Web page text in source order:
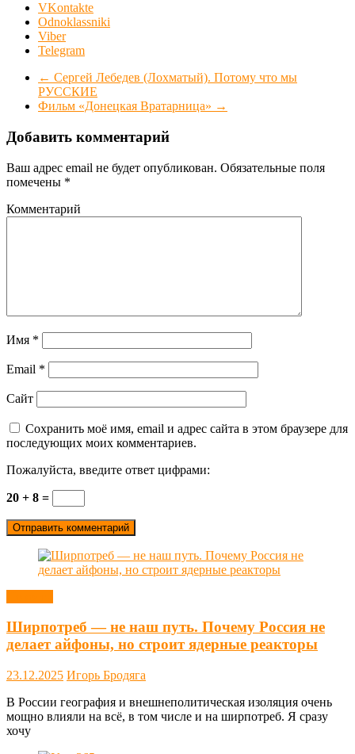
VKontakte
Odnoklassniki
Viber
Telegram
← Сергей Лебедев (Лохматый). Потому что мы
РУССКИЕ
Фильм «Донецкая Вратарница» →
Добавить комментарий
Ваш адрес email не будет опубликован. Обязательные поля
помечены *
Комментарий
Имя *
Email *
Сайт
Сохранить моё имя, email и адрес сайта в этом браузере для
последующих моих комментариев.
Пожалуйста, введите ответ цифрами:
20 + 8 =
Ширпотреб — не наш путь. Почему Россия не
делает айфоны, но строит ядерные реакторы
23.12.2025 Игорь Бродяга
В России география и внешнеполитическая изоляция очень
мощно влияли на всё, в том числе и на ширпотреб. Я сразу
хочу